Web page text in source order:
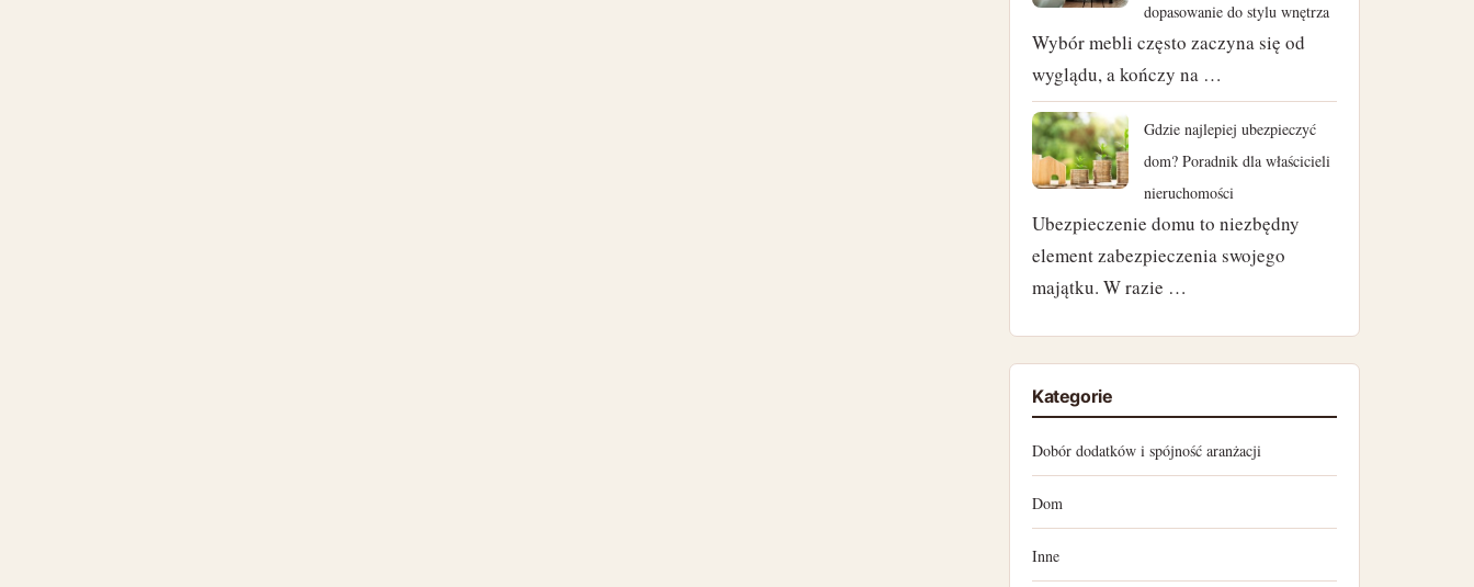
luty 2023
styczeń 2023
grudzień 2022
listopad 2022
październik 2022
wrzesień 2022
sierpień 2022
lipiec 2022
czerwiec 2022
maj 2022
dopasowanie do stylu wnętrza
Wybór mebli często zaczyna się od
wyglądu, a kończy na …
Gdzie najlepiej ubezpieczyć
dom? Poradnik dla właścicieli
nieruchomości
Ubezpieczenie domu to niezbędny
element zabezpieczenia swojego
majątku. W razie …
Kategorie
Dobór dodatków i spójność aranżacji
Dom
Inne